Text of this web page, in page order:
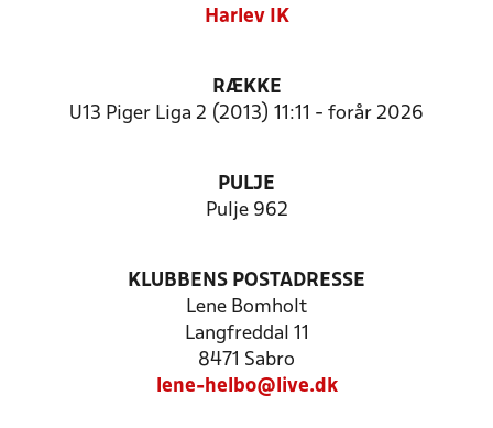
Harlev IK
RÆKKE
U13 Piger Liga 2 (2013) 11:11 - forår 2026
PULJE
Pulje 962
KLUBBENS POSTADRESSE
Lene Bomholt
Langfreddal 11
8471 Sabro
lene-helbo@live.dk